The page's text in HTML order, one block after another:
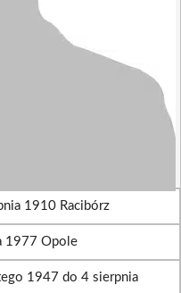
1910 Racibórz
1977 Opole
1947 do 4 sierpnia